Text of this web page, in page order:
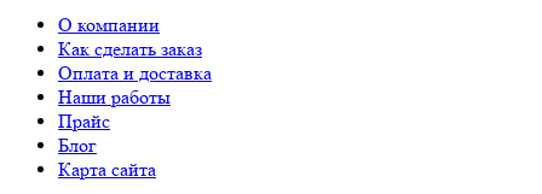
О компании
Как сделать заказ
Оплата и доставка
Наши работы
Прайс
Блог
Карта сайта